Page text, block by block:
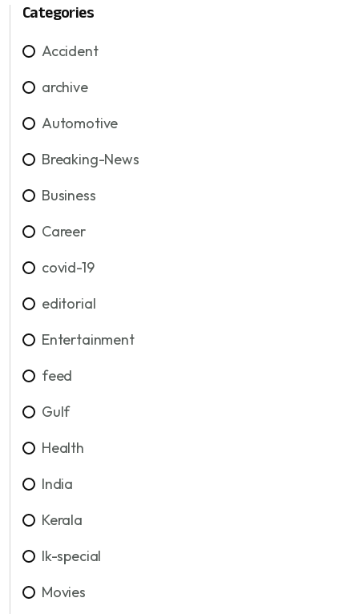
Categories
Accident
archive
Automotive
Breaking-News
Business
Career
covid-19
editorial
Entertainment
feed
Gulf
Health
India
Kerala
lk-special
Movies